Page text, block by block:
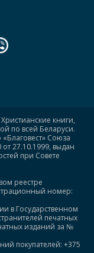
книги,
по всей Беларуси.
Союза
27.10.1999, выдан
при Совете
реестре
номер:
в Государственном
печатных
изданий за №
покупателей: +375